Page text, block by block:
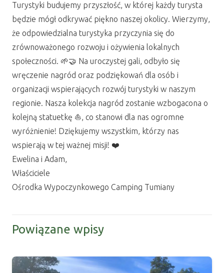
Turystyki budujemy przyszłość, w której każdy turysta
będzie mógł odkrywać piękno naszej okolicy. Wierzymy,
że odpowiedzialna turystyka przyczynia się do
zrównoważonego rozwoju i ożywienia lokalnych
społeczności. 🌱🤝 Na uroczystej gali, odbyło się
wręczenie nagród oraz podziękowań dla osób i
organizacji wspierających rozwój turystyki w naszym
regionie. Nasza kolekcja nagród zostanie wzbogacona o
kolejną statuetkę ⛵️, co stanowi dla nas ogromne
wyróżnienie! Dziękujemy wszystkim, którzy nas
wspierają w tej ważnej misji! ❤️
Ewelina i Adam,
Właściciele
Ośrodka Wypoczynkowego Camping Tumiany
Powiązane wpisy